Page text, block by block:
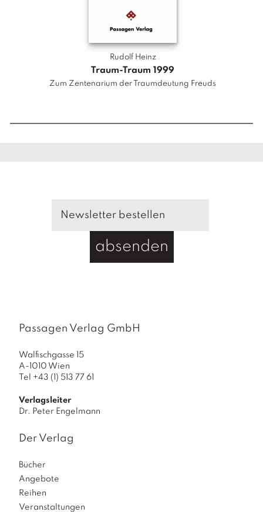
n
n
Rudolf Heinz
Traum-Traum 1999
Zum Zentenarium der Traumdeutung Freuds
absenden
Passagen Verlag GmbH
Walfischgasse 15
A-1010 Wien
Tel +43 (1) 513 77 61
Verlagsleiter
Dr. Peter Engelmann
Der Verlag
Bücher
Angebote
Reihen
Veranstaltungen